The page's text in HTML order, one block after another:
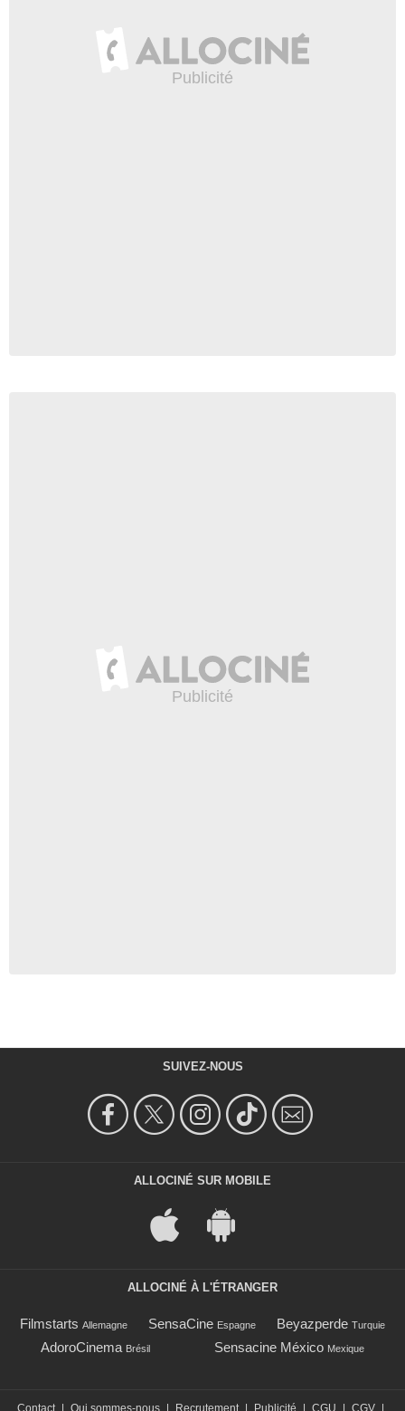
SUIVEZ-NOUS
ALLOCINÉ SUR MOBILE
ALLOCINÉ À L'ÉTRANGER
Filmstarts Allemagne SensaCine Espagne Beyazperde Turquie
AdoroCinema Brésil Sensacine México Mexique
Contact | Qui sommes-nous | Recrutement | Publicité | CGU | CGV |